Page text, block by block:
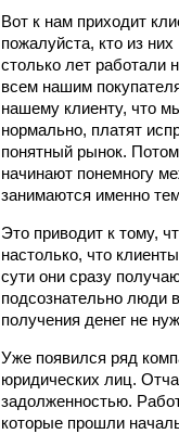
Вот к нам приходит
пожалуйста, кто из
столько лет работали
всем нашим
нашему клиенту, что
нормально, платят
понятный рынок.
начинают понемногу
занимаются именно
Это приводит к тому,
настолько, что
сути они сразу
подсознательно люди
получения денег не
Уже появился ряд
юридических лиц.
задолженностью.
которые прошли